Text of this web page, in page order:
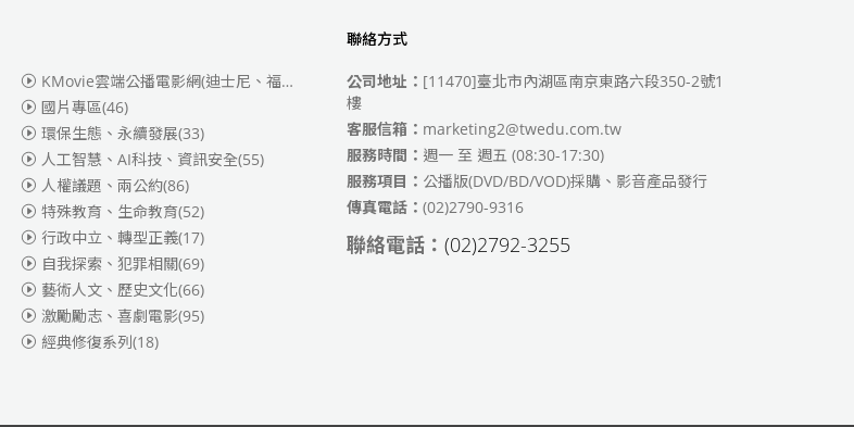
KMovie雲端公播電影網(迪士尼、福斯、索尼)
(349)
國片專區(46)
環保生態、永續發展(33)
人工智慧、AI科技、資訊安全(55)
人權議題、兩公約(86)
特殊教育、生命教育(52)
行政中立、轉型正義(17)
自我探索、犯罪相關(69)
藝術人文、歷史文化(66)
激勵勵志、喜劇電影(95)
經典修復系列(18)
聯絡方式
公司地址： [11470]臺北市內湖區南京東路六段350-2號1
樓
客服信箱： marketing2@twedu.com.tw
服務時間： 週一 至 週五 (08:30-17:30)
服務項目： 公播版(DVD/BD/VOD)採購、影音產品發行
傳真電話： (02)2790-9316
聯絡電話： (02)2792-3255